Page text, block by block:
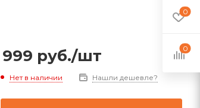
999 руб./шт
Нет в наличии Нашли дешевле?
0
0